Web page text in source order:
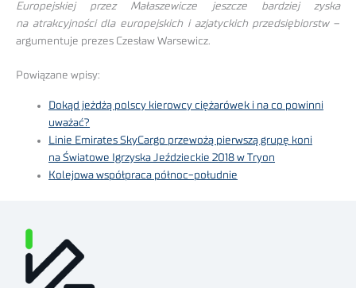
Europejskiej przez Małaszewicze jeszcze bardziej zyska
na atrakcyjności dla europejskich i azjatyckich przedsiębiorstw–
argumentuje prezes Czesław Warsewicz.
Powiązane wpisy:
Dokąd jeżdżą polscy kierowcy ciężarówek i na co powinni
uważać?
Linie Emirates SkyCargo przewożą pierwszą grupę koni
na Światowe Igrzyska Jeździeckie 2018 w Tryon
Kolejowa współpraca północ-południe